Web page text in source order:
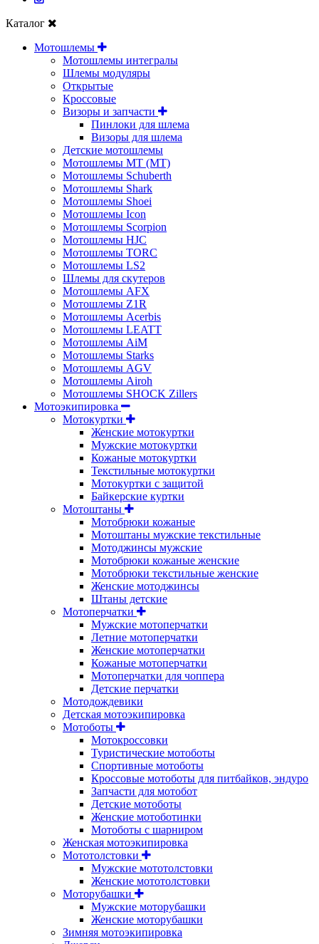
Каталог
Мотошлемы
Мотошлемы интегралы
Шлемы модуляры
Открытые
Кросcовые
Визоры и запчасти
Пинлоки для шлема
Визоры для шлема
Детские мотошлемы
Мотошлемы MT (МТ)
Мотошлемы Schuberth
Мотошлемы Shark
Мотошлемы Shoei
Мотошлемы Icon
Мотошлемы Scorpion
Мотошлемы HJC
Мотошлемы TORC
Мотошлемы LS2
Шлемы для скутеров
Мотошлемы AFX
Мотошлемы Z1R
Мотошлемы Acerbis
Мотошлемы LEATT
Мотошлемы AiM
Мотошлемы Starks
Мотошлемы AGV
Мотошлемы Airoh
Мотошлемы SHOCK Zillers
Мотоэкипировка
Мотокуртки
Женские мотокуртки
Мужские мотокуртки
Кожаные мотокуртки
Текстильные мотокуртки
Мотокуртки с защитой
Байкерские куртки
Мотоштаны
Мотобрюки кожаные
Мотоштаны мужские текстильные
Мотоджинсы мужские
Мотобрюки кожаные женские
Мотобрюки текстильные женские
Женские мотоджинсы
Штаны детские
Мотоперчатки
Мужские мотоперчатки
Летние мотоперчатки
Женские мотоперчатки
Кожаные мотоперчатки
Мотоперчатки для чоппера
Детские перчатки
Мотодождевики
Детская мотоэкипировка
Мотоботы
Мотокроссовки
Туристические мотоботы
Спортивные мотоботы
Кроссовые мотоботы для питбайков, эндуро
Запчасти для мотобот
Детские мотоботы
Женские мотоботинки
Мотоботы с шарниром
Женская мотоэкипировка
Мототолстовки
Мужские мототолстовки
Женские мототолстовки
Моторубашки
Мужские моторубашки
Женские моторубашки
Зимняя мотоэкипировка